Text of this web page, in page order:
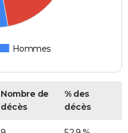
Hommes
Nombre de
décès
% des
décès